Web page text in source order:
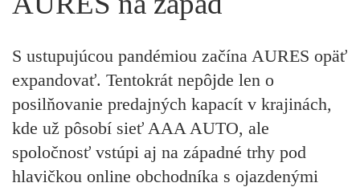
S ustupujúcou pandémiou začína AURES opäť
expandovať. Tentokrát nepôjde len o
posilňovanie predajných kapacít v krajinách,
kde už pôsobí sieť AAA AUTO, ale
spoločnosť vstúpi aj na západné trhy pod
hlavičkou online obchodníka s ojazdenými